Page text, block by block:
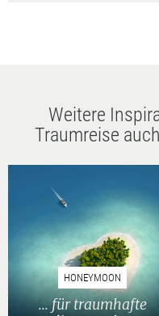
Weitere
Traumreise
HONEYMOON
... für traumhafte